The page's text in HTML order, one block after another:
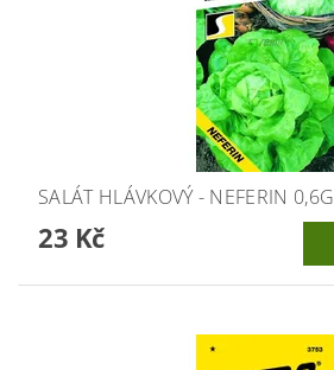
SALÁT HLÁVKOVÝ - NEFERIN 0,6G
23 Kč